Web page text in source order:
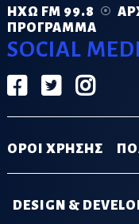
ΗΧΏ FM 99.8
ΠΡΌΓΡΑΜΜΑ
SOCIAL
ΟΡΟΙ ΧΡΗΣΗΣ
DESIGN &